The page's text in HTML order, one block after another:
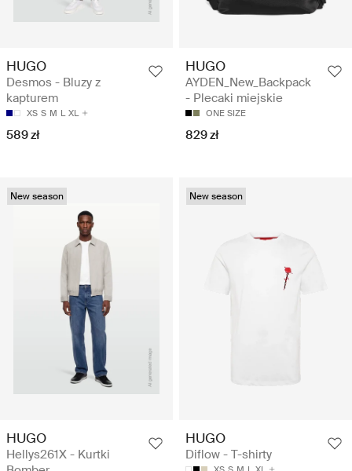
HUGO
Desmos - Bluzy z
kapturem
XS S M L XL
589 zł
HUGO
AYDEN_New_Backpack
- Plecaki miejskie
ONE SIZE
829 zł
New season
HUGO
Hellys261X - Kurtki
New season
HUGO
Diflow - T-shirty